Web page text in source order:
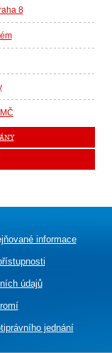
8
informace
údajů
jednání